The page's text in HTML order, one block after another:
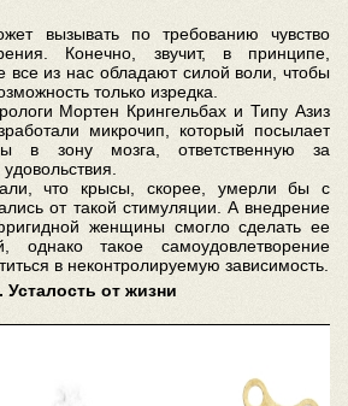
вызывать по требованию чувство
Конечно, звучит, в принципе,
все из нас обладают силой воли, чтобы
только изредка.
Мортен Крингельбах и Типу Азиз
микрочип, который посылает
в зону мозга, ответственную за
что крысы, скорее, умерли бы с
от такой стимуляции. А внедрение
женщины смогло сделать ее
однако такое самоудовлетворение
в неконтролируемую зависимость.
Усталость от жизни